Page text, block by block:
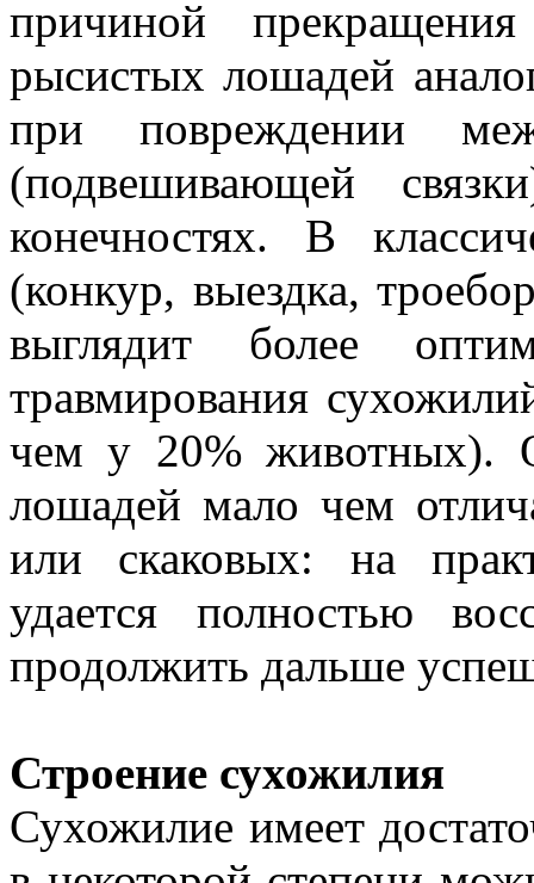
причиной
рысистых лошадей
при повреждении
(подвешивающей
конечностях. В
(конкур, выездка,
выглядит более
травмирования
чем у 20% животных).
лошадей мало чем
или скаковых: на
удается полностью
продолжить дальше
Строение сухожилия
Сухожилие имеет